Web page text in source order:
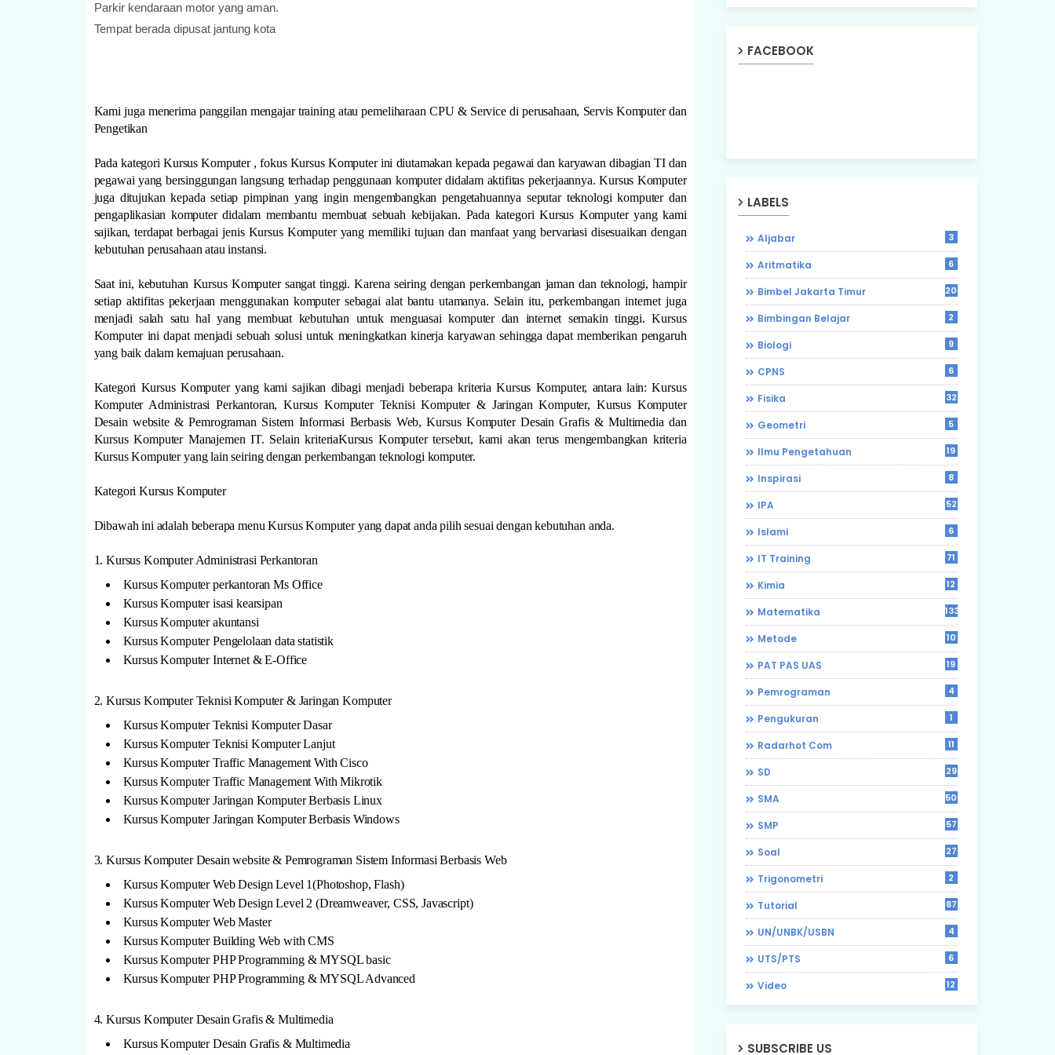
Parkir kendaraan motor yang aman.
Tempat berada dipusat jantung kota
Kami juga menerima panggilan mengajar training atau pemeliharaan CPU & Service di perusahaan, Servis Komputer dan
Pengetikan
Pada kategori Kursus Komputer , fokus Kursus Komputer ini diutamakan kepada pegawai dan karyawan dibagian TI dan
pegawai yang bersinggungan langsung terhadap penggunaan komputer didalam aktifitas pekerjaannya. Kursus Komputer
juga ditujukan kepada setiap pimpinan yang ingin mengembangkan pengetahuannya seputar teknologi komputer dan
pengaplikasian komputer didalam membantu membuat sebuah kebijakan. Pada kategori Kursus Komputer yang kami
sajikan, terdapat berbagai jenis Kursus Komputer yang memiliki tujuan dan manfaat yang bervariasi disesuaikan dengan
kebutuhan perusahaan atau instansi.
Saat ini, kebutuhan Kursus Komputer sangat tinggi. Karena seiring dengan perkembangan jaman dan teknologi, hampir
setiap aktifitas pekerjaan menggunakan komputer sebagai alat bantu utamanya. Selain itu, perkembangan internet juga
menjadi salah satu hal yang membuat kebutuhan untuk menguasai komputer dan internet semakin tinggi. Kursus
Komputer ini dapat menjadi sebuah solusi untuk meningkatkan kinerja karyawan sehingga dapat memberikan pengaruh
yang baik dalam kemajuan perusahaan.
Kategori Kursus Komputer yang kami sajikan dibagi menjadi beberapa kriteria Kursus Komputer, antara lain: Kursus
Komputer Administrasi Perkantoran, Kursus Komputer Teknisi Komputer & Jaringan Komputer, Kursus Komputer
Desain website & Pemrograman Sistem Informasi Berbasis Web, Kursus Komputer Desain Grafis & Multimedia dan
Kursus Komputer Manajemen IT. Selain kriteriaKursus Komputer tersebut, kami akan terus mengembangkan kriteria
Kursus Komputer yang lain seiring dengan perkembangan teknologi komputer.
Kategori Kursus Komputer
Dibawah ini adalah beberapa menu Kursus Komputer yang dapat anda pilih sesuai dengan kebutuhan anda.
1. Kursus Komputer Administrasi Perkantoran
Kursus Komputer perkantoran Ms Office
Kursus Komputer isasi kearsipan
Kursus Komputer akuntansi
Kursus Komputer Pengelolaan data statistik
Kursus Komputer Internet & E-Office
2. Kursus Komputer Teknisi Komputer & Jaringan Komputer
Kursus Komputer Teknisi Komputer Dasar
Kursus Komputer Teknisi Komputer Lanjut
Kursus Komputer Traffic Management With Cisco
Kursus Komputer Traffic Management With Mikrotik
Kursus Komputer Jaringan Komputer Berbasis Linux
Kursus Komputer Jaringan Komputer Berbasis Windows
3. Kursus Komputer Desain website & Pemrograman Sistem Informasi Berbasis Web
Kursus Komputer Web Design Level 1(Photoshop, Flash)
Kursus Komputer Web Design Level 2 (Dreamweaver, CSS, Javascript)
Kursus Komputer Web Master
Kursus Komputer Building Web with CMS
Kursus Komputer PHP Programming & MYSQL basic
Kursus Komputer PHP Programming & MYSQL Advanced
4. Kursus Komputer Desain Grafis & Multimedia
Kursus Komputer Desain Grafis & Multimedia
FACEBOOK
LABELS
Aljabar 3
Aritmatika 6
Bimbel Jakarta Timur 203
Bimbingan Belajar 2
Biologi 9
CPNS 6
Fisika 32
Geometri 5
Ilmu Pengetahuan 19
Inspirasi 8
IPA 52
Islami 6
IT Training 71
Kimia 12
Matematika 133
Metode 10
PAT PAS UAS 19
Pemrograman 4
Pengukuran 1
Radarhot Com 11
SD 29
SMA 50
SMP 57
Soal 27
Trigonometri 2
Tutorial 87
UN/UNBK/USBN 4
UTS/PTS 6
Video 12
SUBSCRIBE US